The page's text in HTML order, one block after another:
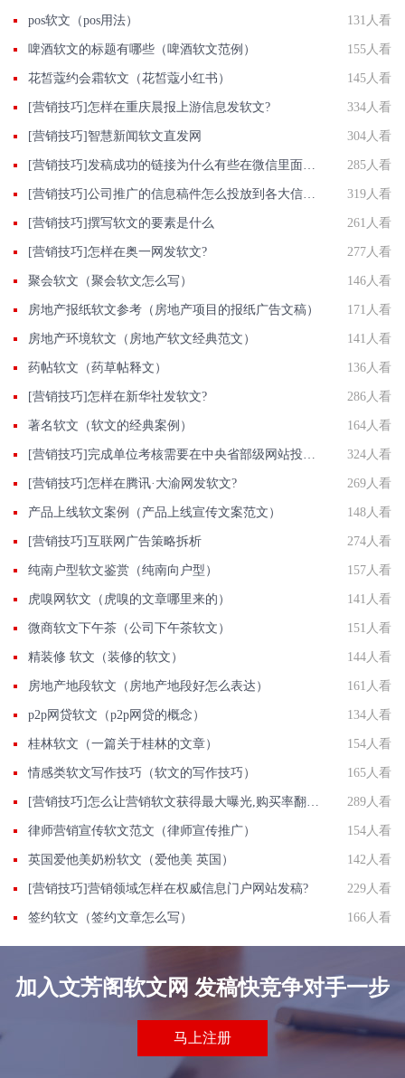
pos软文（pos用法） 131人看
啤酒软文的标题有哪些（啤酒软文范例） 155人看
花皙蔻约会霜软文（花皙蔻小红书） 145人看
[营销技巧]怎样在重庆晨报​上游信息发软文? 334人看
[营销技巧]智慧新闻软文直发网 304人看
[营销技巧]发稿成功的链接为什么有些在微信里面打不开？ 285人看
[营销技巧]公司推广的信息稿件怎么投放到各大信息门户网站？ 319人看
[营销技巧]撰写软文的要素是什么 261人看
[营销技巧]怎样在奥一网发软文? 277人看
聚会软文（聚会软文怎么写） 146人看
房地产报纸软文参考（房地产项目的报纸广告文稿） 171人看
房地产环境软文（房地产软文经典范文） 141人看
药帖软文（药草帖释文） 136人看
[营销技巧]怎样在新华社发软文? 286人看
著名软文（软文的经典案例） 164人看
[营销技巧]完成单位考核需要在中央省部级网站投稿发软文有什么高效的做法？ 324人看
[营销技巧]怎样在腾讯·大渝网发软文? 269人看
产品上线软文案例（产品上线宣传文案范文） 148人看
[营销技巧]互联网广告策略拆析 274人看
纯南户型软文鉴赏（纯南向户型） 157人看
虎嗅网软文（虎嗅的文章哪里来的） 141人看
微商软文下午茶（公司下午茶软文） 151人看
精装修 软文（装修的软文） 144人看
房地产地段软文（房地产地段好怎么表达） 161人看
p2p网贷软文（p2p网贷的概念） 134人看
桂林软文（一篇关于桂林的文章） 154人看
情感类软文写作技巧（软文的写作技巧） 165人看
[营销技巧]怎么让营销软文获得最大曝光,购买率翻翻? 289人看
律师营销宣传软文范文（律师宣传推广） 154人看
英国爱他美奶粉软文（爱他美 英国） 142人看
[营销技巧]营销领域怎样在权威信息门户网站发稿? 229人看
签约软文（签约文章怎么写） 166人看
加入文芳阁软文网 发稿快竞争对手一步
马上注册